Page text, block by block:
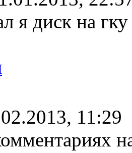
я диск на
11:29